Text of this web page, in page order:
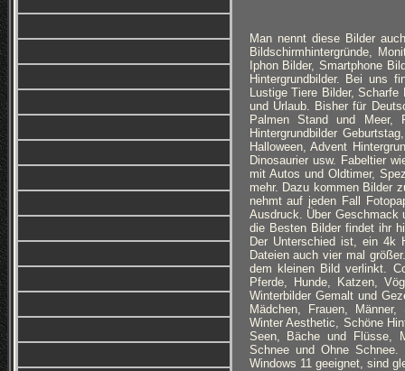
Man nennt diese Bilder
Bildschirmhintergründe,
Iphon Bilder, Smartphone
Hintergrundbilder. Bei uns
Lustige Tiere Bilder,
und Urlaub. Bisher für
Palmen Stand und Meer,
Hintergrundbilder
Halloween, Advent
Dinosaurier usw. Fabeltier
mit Autos und Oldtimer,
mehr. Dazu kommen Bilder
nehmt auf jeden Fall
Ausdruck. Über Geschmack
die Besten Bilder findet ihr
Der Unterschied ist, ein 4k
Dateien auch vier mal
dem kleinen Bild verlinkt.
Pferde, Hunde, Katzen,
Winterbilder Gemalt und
Mädchen, Frauen,
Winter Aesthetic, Schöne
Seen, Bäche und Flüsse,
Schnee und Ohne Schnee.
Windows 11 geeignet, sind